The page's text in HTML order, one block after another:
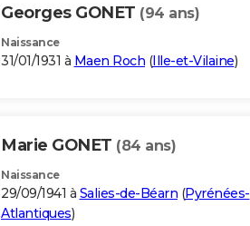
Georges GONET (94 ans)
Naissance
31/01/1931 à Maen Roch (Ille-et-Vilaine)
Marie GONET (84 ans)
Naissance
29/09/1941 à Salies-de-Béarn (Pyrénées-
Atlantiques)